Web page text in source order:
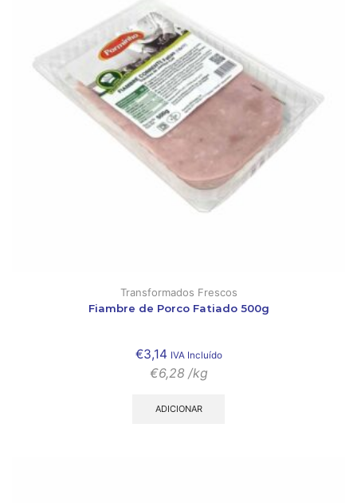
Transformados Frescos
Fiambre de Porco Fatiado 500g
€3,14 IVA Incluído
€6,28 /kg
ADICIONAR